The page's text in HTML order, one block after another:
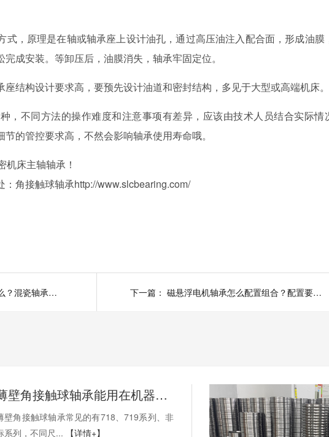
式，原理是在轴或轴承座上设计油孔，通过高压油注入配合面，形成油膜
成安装。等卸压后，油膜消失，轴承牢固定位。
结构设计要求高，要预先设计油道和密封结构，多见于大型或高端机床。
，不同方法的操作难度和注意事项有差异，应该由技术人员结合实际情
的管控要求高，不然会影响轴承使用寿命哦。
床主轴轴承！
角接触球轴承http://www.slcbearing.com/
混合陶瓷球轴承代号是什么？混瓷轴承价格多少？ 下一篇： 磁悬浮电机轴承怎么配置组合？配置要求有哪些？
薄壁角接触球轴承能用在机器人上吗？薄壁轴承有哪些优点？
壁角接触球轴承常见的有718、719系列、非
系列，不同尺...
【详情+】